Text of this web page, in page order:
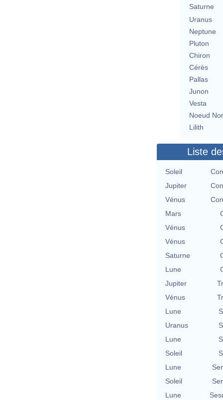
Saturne
Uranus
Neptune
Pluton
Chiron
Cérès
Pallas
Junon
Vesta
Noeud
Lilith
Liste
Soleil
Jupiter
Vénus
Mars
Vénus
Vénus
Saturne
Lune
Jupiter
Vénus
Lune
Uranus
Lune
Soleil
Lune
Soleil
Lune